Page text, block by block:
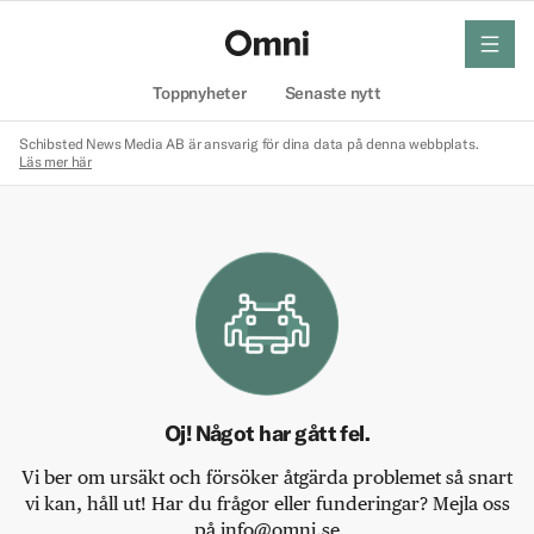
Toppnyheter Senaste nytt
meny
Schibsted News Media AB är ansvarig för dina data på denna webbplats.
Läs mer här
Oj! Något har gått fel.
Vi ber om ursäkt och försöker åtgärda problemet så snart
vi kan, håll ut! Har du frågor eller funderingar? Mejla oss